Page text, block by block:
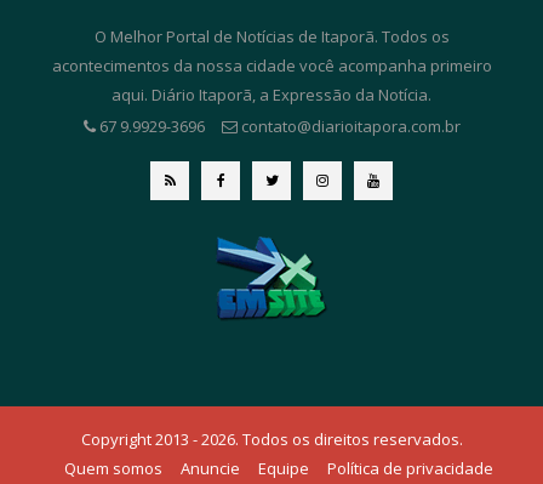
O Melhor Portal de Notícias de Itaporã. Todos os
acontecimentos da nossa cidade você acompanha primeiro
aqui. Diário Itaporã, a Expressão da Notícia.
67 9.9929-3696
contato@diarioitapora.com.br
Copyright 2013 - 2026. Todos os direitos reservados.
Quem somos
Anuncie Equipe Política de privacidade